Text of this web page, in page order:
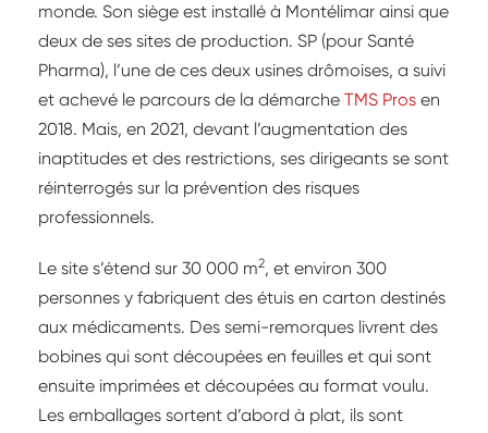
monde. Son siège est installé à Montélimar ainsi que
deux de ses sites de production. SP (pour Santé
Pharma), l’une de ces deux usines drômoises, a suivi
et achevé le parcours de la démarche TMS Pros en
2018. Mais, en 2021, devant l’augmentation des
inaptitudes et des restrictions, ses dirigeants se sont
réinterrogés sur la prévention des risques
professionnels.
Le site s’étend sur 30 000 m2, et environ 300
personnes y fabriquent des étuis en carton destinés
aux médicaments. Des semi-remorques livrent des
bobines qui sont découpées en feuilles et qui sont
ensuite imprimées et découpées au format voulu.
Les emballages sortent d’abord à plat, ils sont